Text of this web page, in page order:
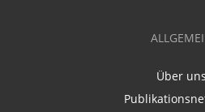
Über uns